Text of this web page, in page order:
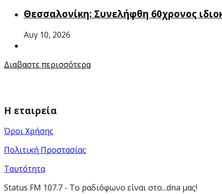
Θεσσαλονίκη: Συνελήφθη 60χρονος
Αυγ 10, 2026
Διαβαστε περισσότερα
Η εταιρεία
Όροι Χρήσης
Πολιτική Προστασίας
Ταυτότητα
Status FM 107.7 - Το ραδιόφωνο είναι στο...dna μας!